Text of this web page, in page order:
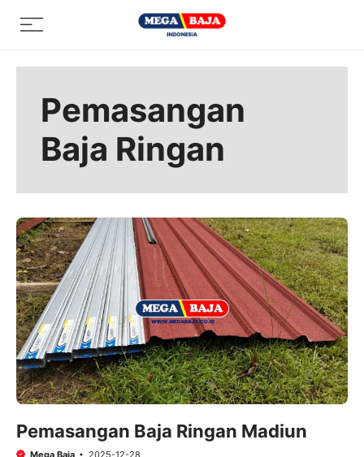
Menu
Pemasangan
Baja Ringan
Pemasangan Baja Ringan Madiun
Mega Baja 2025-12-28